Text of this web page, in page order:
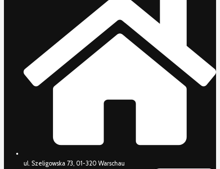
ul. Szeligowska 73, 01-320 Warschau